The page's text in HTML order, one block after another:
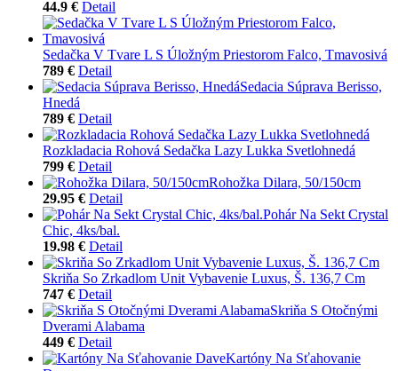
44.9 € Detail
Sedačka V Tvare L S Úložným Priestorom Falco, Tmavosivá
789 € Detail
Sedacia Súprava Berisso,
Hnedá
789 € Detail
Rozkladacia Rohová Sedačka Lazy Lukka Svetlohnedá
799 € Detail
Rohožka Dilara, 50/150cm
29.95 € Detail
Pohár Na Sekt Crystal
Chic, 4ks/bal.
19.98 € Detail
Skriňa So Zrkadlom Unit Vybavenie Luxus, Š. 136,7 Cm
747 € Detail
Skriňa S Otočnými
Dverami Alabama
449 € Detail
Kartóny Na Sťahovanie